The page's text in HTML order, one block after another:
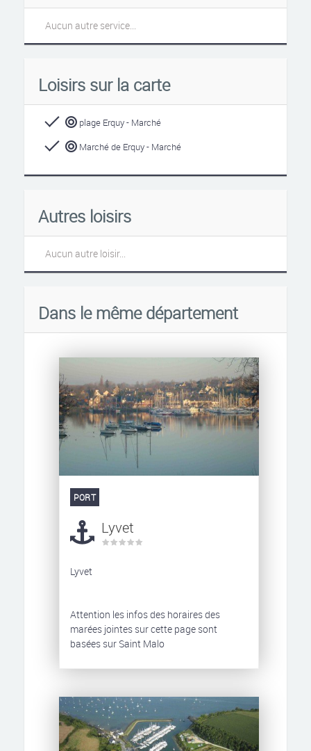
Aucun autre service...
Loisirs sur la carte
plage Erquy - Marché
Marché de Erquy - Marché
Autres loisirs
Aucun autre loisir...
Dans le même département
PORT
Lyvet
Lyvet
Attention les infos des horaires des
marées jointes sur cette page sont
basées sur Saint Malo